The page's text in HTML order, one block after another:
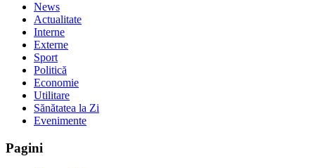
News
Actualitate
Interne
Externe
Sport
Politică
Economie
Utilitare
Sănătatea la Zi
Evenimente
Pagini